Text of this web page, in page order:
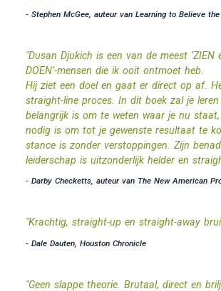
- Stephen McGee, auteur van Learning to Believe
"Dusan Djukich is een van de meest ‘ZIEN
DOEN’-mensen die ik ooit ontmoet heb.
Hij ziet een doel en gaat er direct op af.
straight-line proces. In dit boek zal je
belangrijk is om te weten waar je nu
nodig is om tot je gewenste resultaat te
stance is zonder verstoppingen. Zijn
leiderschap is uitzonderlijk helder en
- Darby Checketts, auteur van The New American
"Krachtig, straight-up en straight-away
- Dale Dauten, Houston Chronicle
"Geen slappe theorie. Brutaal, direct en